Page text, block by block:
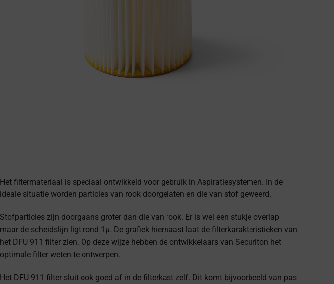
Het filtermateriaal is speciaal ontwikkeld voor gebruik in Aspiratiesystemen. In de
ideale situatie worden particles van rook doorgelaten en die van stof geweerd.
Stofparticles zijn doorgaans groter dan die van rook. Er is wel een stukje overlap
maar de scheidslijn ligt rond 1µ. De grafiek hiernaast laat de filterkarakteristieken van
het DFU 911 filter zien. Op deze wijze hebben de ontwikkelaars van Securiton het
optimale filter weten te ontwerpen.
Het DFU 911 filter sluit ook goed af in de filterkast zelf. Dit komt bijvoorbeeld van pas